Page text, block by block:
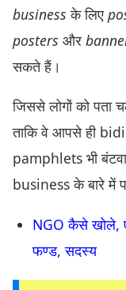
business के लिए
posters और
सकते हैं।
जिससे लोगों को
ताकि वे आपसे ही
pamphlets भी
business के बारे में
NGO कैसे खोले,
फण्ड, सदस्य